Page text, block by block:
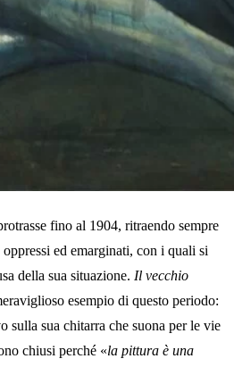
fino al 1904, ritraendo sempre
ed emarginati, con i quali si
della sua situazione. Il vecchio
esempio di questo periodo:
sulla sua chitarra che suona per le vie
chiusi perché «la pittura è una